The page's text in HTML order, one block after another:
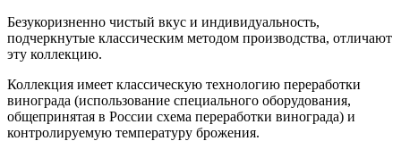
Безукоризненно чистый вкус и индивидуальность,
подчеркнутые классическим методом производства, отличают
эту коллекцию.
Коллекция имеет классическую технологию переработки
винограда (использование специального оборудования,
общепринятая в России схема переработки винограда) и
контролируемую температуру брожения.